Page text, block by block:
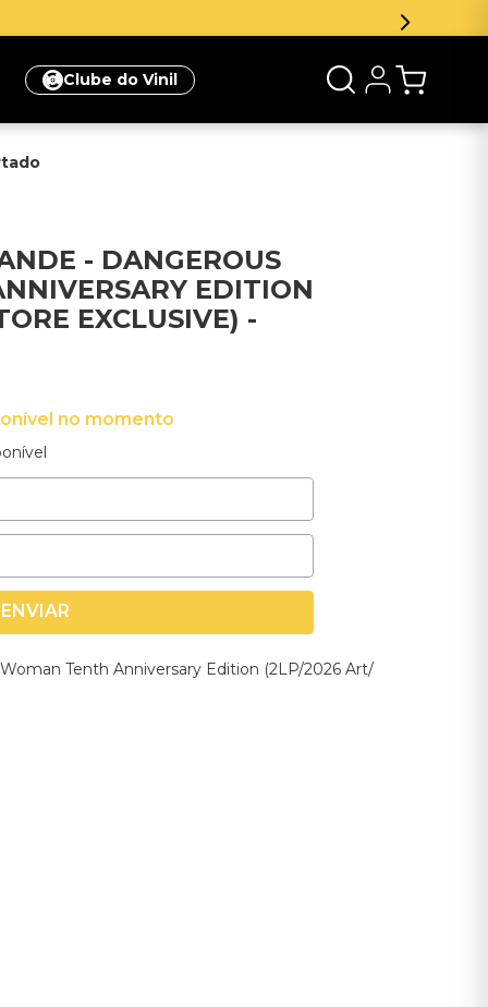
se na newsletter e ganhe 5% de desconto na sua
Clube do Vinil
- DANGEROUS
EDITION
EXCLUSIVE) -
no momento
ENVIAR
Tenth Anniversary Edition (2LP/2026 Art/